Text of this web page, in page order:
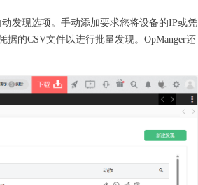
发现选项。手动添加要求您将设备的IP或凭
的CSV文件以进行批量发现。OpManger还